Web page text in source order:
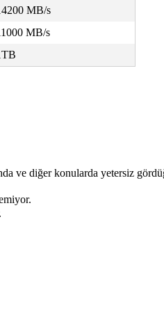
MB/s
MB/s
ve diğer konularda yetersiz